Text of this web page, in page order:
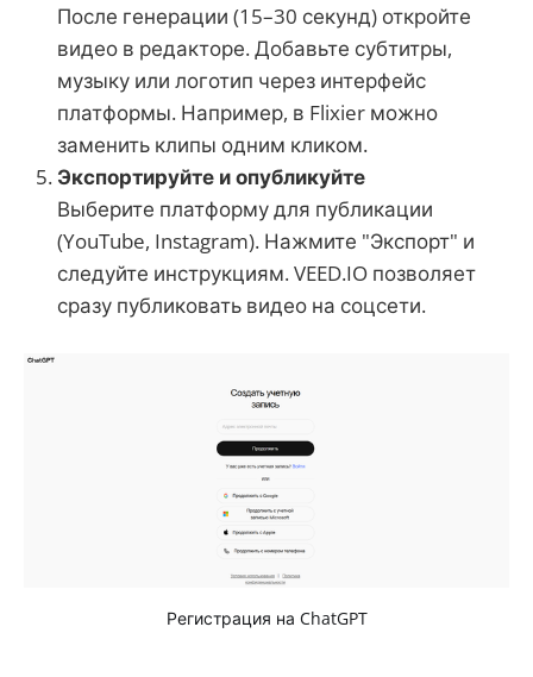
После генерации (15–30 секунд) откройте
видео в редакторе. Добавьте субтитры,
музыку или логотип через интерфейс
платформы. Например, в Flixier можно
заменить клипы одним кликом.
Экспортируйте и опубликуйте
Выберите платформу для публикации
(YouTube, Instagram). Нажмите "Экспорт" и
следуйте инструкциям. VEED.IO позволяет
сразу публиковать видео на соцсети.
Регистрация на ChatGPT